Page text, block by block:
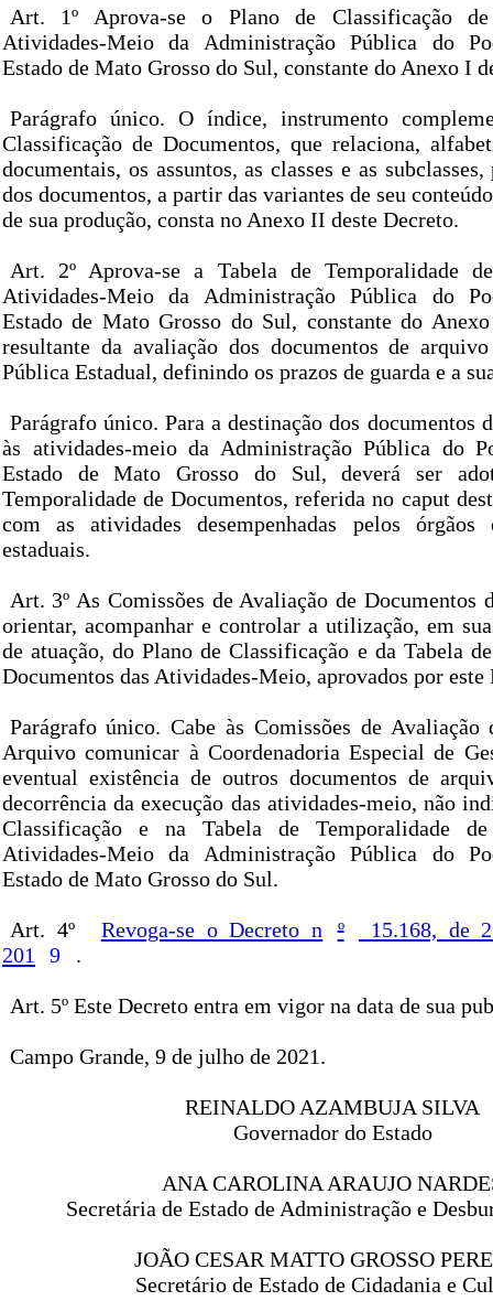
Art. 1º Aprova-se o Plano de Classificação de
Atividades-Meio da Administração Pública do
Estado de Mato Grosso do Sul, constante do Anexo I
Parágrafo único. O índice, instrumento
Classificação de Documentos, que relaciona,
documentais, os assuntos, as classes e as
dos documentos, a partir das variantes de seu
de sua produção, consta no Anexo II deste Decreto.
Art. 2º Aprova-se a Tabela de Temporalidade
Atividades-Meio da Administração Pública do
Estado de Mato Grosso do Sul, constante do
resultante da avaliação dos documentos de
Pública Estadual, definindo os prazos de guarda e a
Parágrafo único. Para a destinação dos documentos
às atividades-meio da Administração Pública do
Estado de Mato Grosso do Sul, deverá ser
Temporalidade de Documentos, referida no caput
com as atividades desempenhadas pelos órgãos
estaduais.
Art. 3º As Comissões de Avaliação de Documentos
orientar, acompanhar e controlar a utilização, em
de atuação, do Plano de Classificação e da Tabela
Documentos das Atividades-Meio, aprovados por este
Parágrafo único. Cabe às Comissões de Avaliação
Arquivo comunicar à Coordenadoria Especial de
eventual existência de outros documentos de
decorrência da execução das atividades-meio, não
Classificação e na Tabela de Temporalidade
Atividades-Meio da Administração Pública do
Estado de Mato Grosso do Sul.
Art. 4º Revoga-se o Decreto n º
15.168, de
201
9 .
Art. 5º Este Decreto entra em vigor na data de sua
Campo Grande, 9 de julho de 2021.
REINALDO AZAMBUJA SILVA
Governador do Estado
ANA CAROLINA ARAUJO
Secretária de Estado de Administração e
JOÃO CESAR MATTO GROSSO
Secretário de Estado de Cidadania e